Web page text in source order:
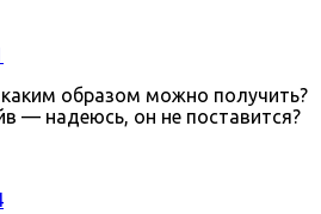
образом можно получить?
— надеюсь, он не поставится?